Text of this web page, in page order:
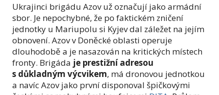
Ukrajinci brigádu Azov už označují jako armádní
sbor. Je nepochybné, že po faktickém zničení
jednotky u Mariupolu si Kyjev dal záležet na jejím
obnovení. Azov v Doněcké oblasti operuje
dlouhodobě a je nasazován na kritických místech
fronty. Brigáda je prestižní adresou
s důkladným výcvikem, má dronovou jednotkou
a navíc Azov jako první disponoval špičkovými